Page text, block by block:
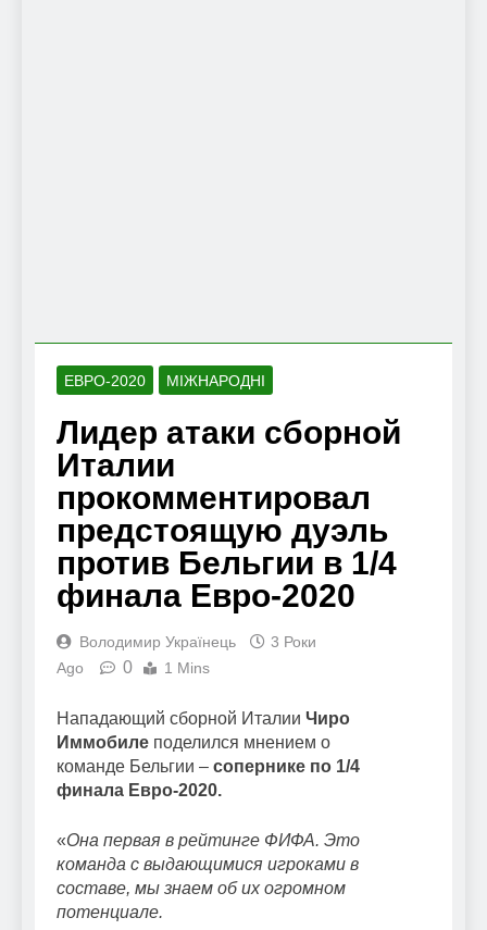
ЕВРО-2020 МІЖНАРОДНІ
Лидер атаки сборной
Италии
прокомментировал
предстоящую дуэль
против Бельгии в 1/4
финала Евро-2020
Володимир Українець
3 Роки
Ago
0 1 Mins
Нападающий сборной Италии Чиро
Иммобиле поделился мнением о
команде Бельгии – сопернике по 1/4
финала Евро-2020.
«Она первая в рейтинге ФИФА. Это
команда с выдающимися игроками в
составе, мы знаем об их огромном
потенциале.